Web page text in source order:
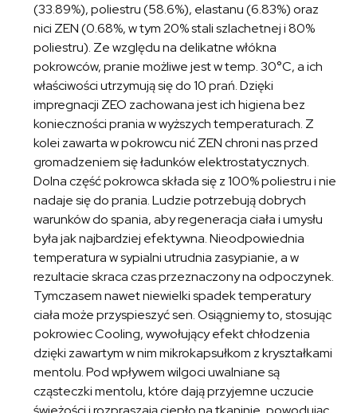
(33.89%), poliestru (58.6%), elastanu (6.83%) oraz
nici ZEN (0.68%, w tym 20% stali szlachetnej i 80%
poliestru). Ze względu na delikatne włókna
pokrowców, pranie możliwe jest w temp. 30°C, a ich
właściwości utrzymują się do 10 prań. Dzięki
impregnacji ZEO zachowana jest ich higiena bez
konieczności prania w wyższych temperaturach. Z
kolei zawarta w pokrowcu nić ZEN chroni nas przed
gromadzeniem się ładunków elektrostatycznych.
Dolna część pokrowca składa się z 100% poliestru i nie
nadaje się do prania. Ludzie potrzebują dobrych
warunków do spania, aby regeneracja ciała i umysłu
była jak najbardziej efektywna. Nieodpowiednia
temperatura w sypialni utrudnia zasypianie, a w
rezultacie skraca czas przeznaczony na odpoczynek.
Tymczasem nawet niewielki spadek temperatury
ciała może przyspieszyć sen. Osiągniemy to, stosując
pokrowiec Cooling, wywołujący efekt chłodzenia
dzięki zawartym w nim mikrokapsułkom z kryształkami
mentolu. Pod wpływem wilgoci uwalniane są
cząsteczki mentolu, które dają przyjemne uczucie